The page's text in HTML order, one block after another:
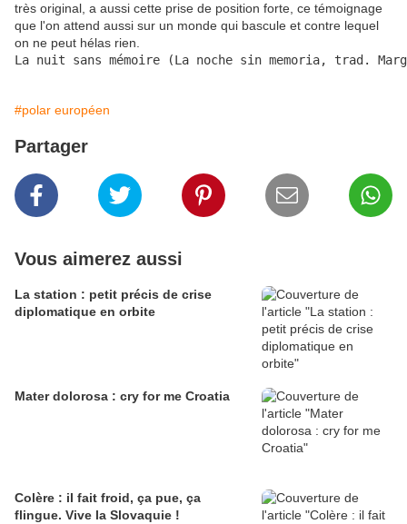
très original, a aussi cette prise de position forte, ce témoignage
que l'on attend aussi sur un monde qui bascule et contre lequel
on ne peut hélas rien.
La nuit sans mémoire (La noche sin memoria, trad.
#polar européen
Partager
Vous aimerez aussi
La station : petit précis de crise
diplomatique en orbite
Mater dolorosa : cry for me Croatia
Colère : il fait froid, ça pue, ça
flingue. Vive la Slovaquie !